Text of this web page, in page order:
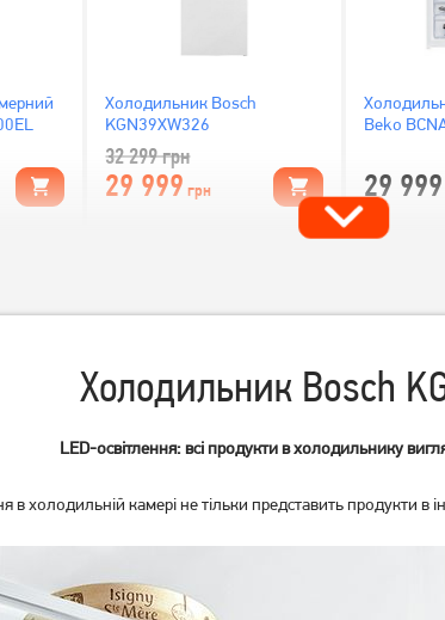
Холодильник Bosch
KGN39XW326
32 299грн
29 999 грн
Beko
29 999
CBNef
Вбудований холодильник
38 999грн
Холодильник Bosch
LED-освітлення: всі продукти в холодильнику
в холодильній камері не тільки представить продукти в